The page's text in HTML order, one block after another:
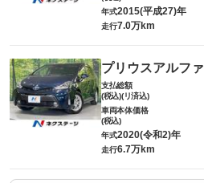
年式2015(平成27)年
走行7.0万km
プリウスアルファ
支払総額
(税込)(リ済込)
車両本体価格
(税込)
年式2020(令和2)年
走行6.7万km